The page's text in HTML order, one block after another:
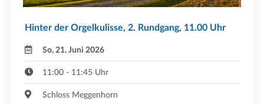
Hinter der Orgelkulisse, 2. Rundgang, 11.00 Uhr
So, 21. Juni 2026
11:00 - 11:45 Uhr
Schloss Meggenhorn